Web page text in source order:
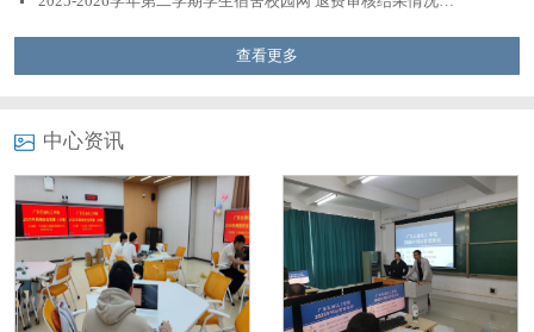
查看更多
中心资讯